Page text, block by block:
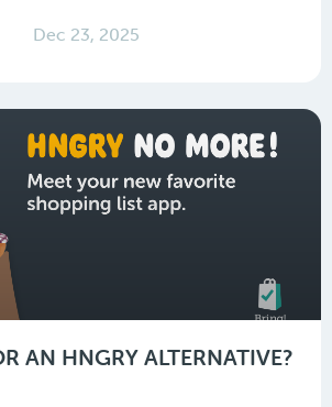
Dec 23, 2025
AN HNGRY ALTERNATIVE?